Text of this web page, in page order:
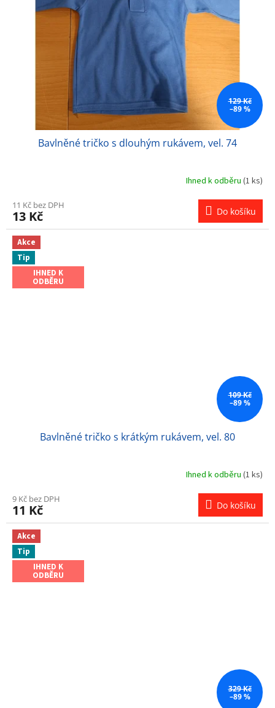
129 Kč
–89 %
Bavlněné tričko s dlouhým rukávem, vel. 74
Ihned k odběru (1 ks)
11 Kč bez DPH
13 Kč Do košíku
Akce
Tip
IHNED K
ODBĚRU
109 Kč
–89 %
Bavlněné tričko s krátkým rukávem, vel. 80
Ihned k odběru (1 ks)
9 Kč bez DPH
11 Kč Do košíku
Akce
Tip
IHNED K
ODBĚRU
329 Kč
–89 %